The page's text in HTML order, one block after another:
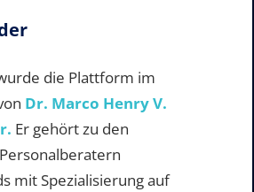
die Plattform im
Dr. Marco Henry V.
Er gehört zu den
mit Spezialisierung auf